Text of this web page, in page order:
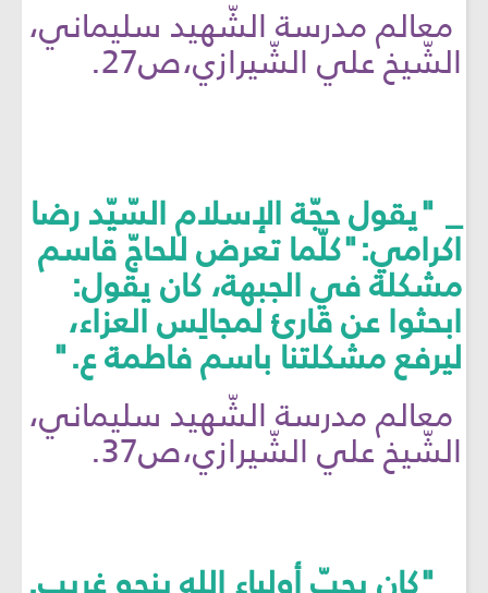
معالم مدرسة الشّهيد سليماني،
الشّيخ علي الشّيرازي،ص27.
_ "يقول حجّة الإسلام السّيّد رضا
اكرامي:"كلّما تعرض للحاجّ قاسم
مشكلة في الجبهة، كان يقول:
ابحثوا عن قارئ لمجالِس العزاء،
ليرفع مشكلتنا باسم فاطمة ع."
معالم مدرسة الشّهيد سليماني،
الشّيخ علي الشّيرازي،ص37.